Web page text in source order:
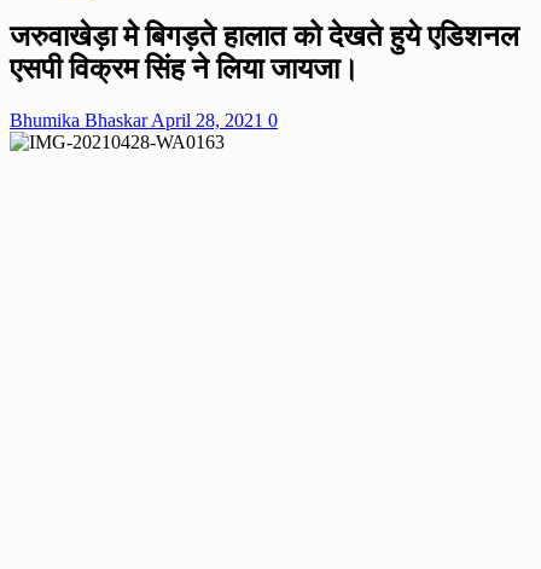
जरुवाखेड़ा मे बिगड़ते हालात को देखते हुये एडिशनल
एसपी विक्रम सिंह ने लिया जायजा।
Bhumika BhaskarApril 28, 2021 0